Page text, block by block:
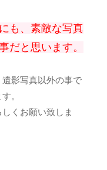
も、素敵な写真
だと思います。
影写真以外の事で
。
くお願い致しま